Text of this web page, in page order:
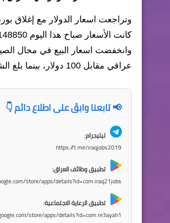
كانت الأسعار صباح هذا اليوم 148850 دينارا عراقيا مقابل 100 دولار.
عراقي مقابل 100 دولار، بينما بلغ الشراء 147500 دينار مقابل 100 دولار.
📢 تابعنا وابقَ على اطلاع دائم 👇
تيليجرام:
https://t.me/iraqjobs2019
تطبيق وظائف العراق:
store/apps/details?id=com.iraq21jobs
تطبيق الرعاية الاجتماعية:
store/apps/details?id=com.re3ayah1